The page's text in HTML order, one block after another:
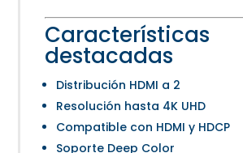
Características
destacadas
Distribución HDMI a 2
Resolución hasta 4K UHD
Compatible con HDMI y HDCP
Soporte Deep Color